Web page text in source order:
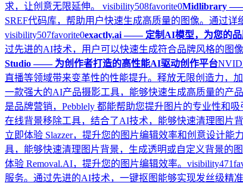
求，让创意无限延伸。 visibility508favorite0Midlibrary ——
SREF代码库，帮助用户快速生成高质量的图像。通过
visibility507favorite0exactly.ai —— 定制AI模型，为您的品
过先进的AI技术，用户可以快速生成符合品牌风格的图
Studio —— 为创作者打造的高性能AI驱动创作平台
直播等领域带来变革性的性能提升。释放无限创造力，
一款强大的AI产品摄影工具，能够快速生成高质量的产
是品牌营销，Pebblely 都能帮助您提升图片的专业性和吸
在线背景移除工具，结合了AI技术，能够快速清理图片
立即体验 Slazzer，提升您的图片编辑效率和创意设计能力
具，能够快速清理图片背景，生成透明或自定义背景的
体验 Removal.AI，提升您的图片编辑效率。 visibility471
服务。通过先进的AI技术，一键抠图能够实现发丝级精